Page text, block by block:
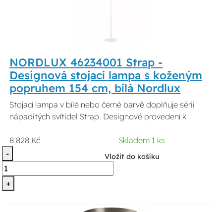
NORDLUX 46234001 Strap -
Designová stojací lampa s koženým
popruhem 154 cm, bílá Nordlux
Stojací lampa v bílé nebo černé barvě doplňuje sérii
nápaditých svítidel Strap. Designové provedení k
8 828 Kč
Skladem 1 ks
-
+
Vložit do košíku